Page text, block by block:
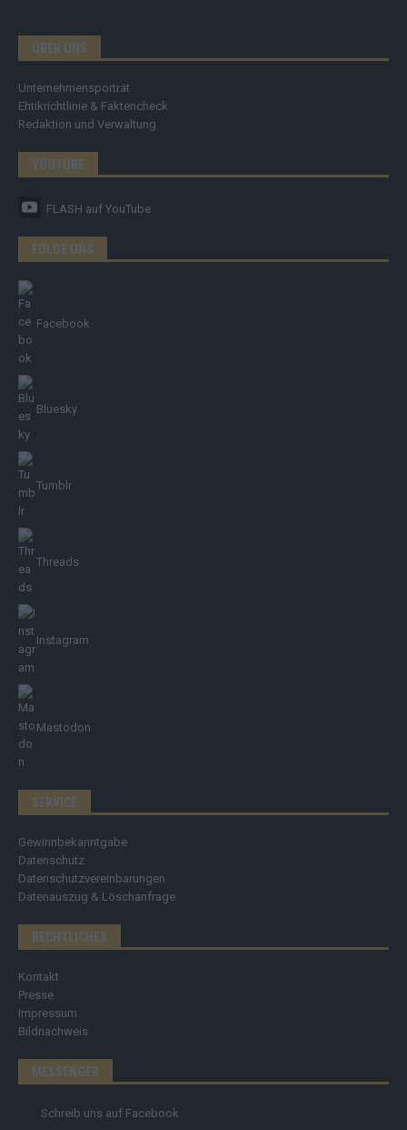
ÜBER UNS
Unternehmensporträt
Ehtikrichtlinie & Faktencheck
Redaktion und Verwaltung
YOUTUBE
FLASH auf YouTube
FOLGE UNS
Facebook
Bluesky
Tumblr
Threads
Instagram
Mastodon
SERVICE
Gewinnbekanntgabe
Datenschutz
Datenschutzvereinbarungen
Datenauszug & Löschanfrage
RECHTLICHES
Kontakt
Presse
Impressum
Bildnachweis
MESSENGER
Schreib uns auf Facebook